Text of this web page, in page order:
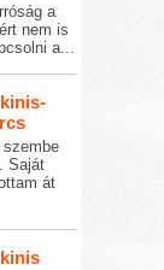
a
nem is
a...
szembe
Saját
át